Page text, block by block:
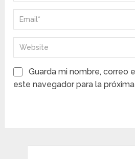
Guarda mi nombre, correo
este navegador para la